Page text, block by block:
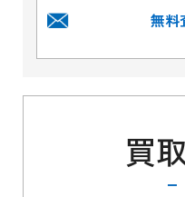
無料
買